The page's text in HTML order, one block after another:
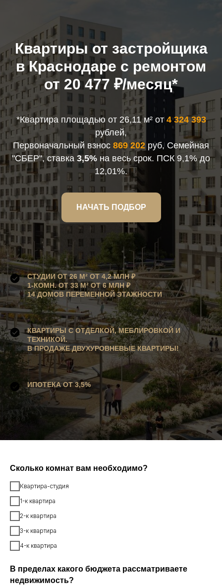
Квартиры от застройщика
в Краснодаре с ремонтом
от 20 477 ₽/месяц*
*Квартира площадью от 26,11 м² от 4 324 393
рублей,
Первоначальный взнос 869 202 руб, Семейная
"СБЕР", ставка 3,5% на весь срок. ПСК 9,1% до
12,01%.
НАЧАТЬ ПОДБОР
СТУДИИ ОТ 26 М² ОТ 4,2 МЛН ₽
1-КОМН. ОТ 33 М² ОТ 6 МЛН ₽
14 ДОМОВ ПЕРЕМЕННОЙ ЭТАЖНОСТИ
КВАРТИРЫ С ОТДЕЛКОЙ, МЕБЛИРОВКОЙ И
ТЕХНИКОЙ.
В ПРОДАЖЕ ДВУХУРОВНЕВЫЕ КВАРТИРЫ!
ИПОТЕКА ОТ 3,5%
Сколько комнат вам необходимо?
Квартира-студия
1-к квартира
2-к квартира
3-к квартира
4-к квартира
В пределах какого бюджета рассматриваете
недвижимость?